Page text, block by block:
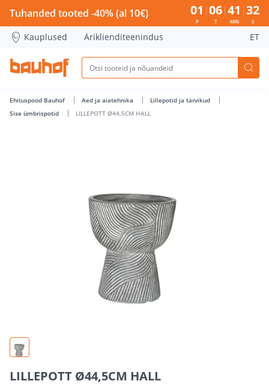
LILLEPOTT Ø44,5CM HALL - Bauhof has loaded
Tuhanded tooted -40% (al 10€) 01
P
06
T
41
MIN
31
S
Kauplused Äriklienditeenindus ET
Ehituspood Bauhof Aed ja aiatehnika
Lillepotid ja tarvikud
Sise ümbrispotid
LILLEPOTT Ø44,5CM HALL
LILLEPOTT Ø44,5CM HALL